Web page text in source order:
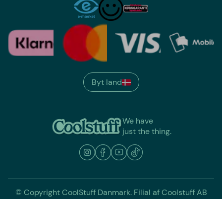
We have
just the thing.
Byt land
© Copyright CoolStuff Danmark. Filial af Coolstuff AB